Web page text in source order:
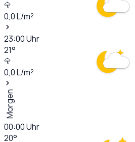
0,0L/m²
23:00Uhr
21°
0,0L/m²
Morgen
00:00Uhr
20°